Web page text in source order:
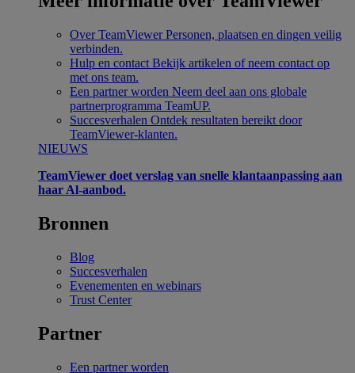
Over TeamViewer Personen, plaatsen en dingen veilig
verbinden.
Hulp en contact Bekijk artikelen of neem contact op
met ons team.
Een partner worden Neem deel aan ons globale
partnerprogramma TeamUP.
Succesverhalen Ontdek resultaten bereikt door
TeamViewer-klanten.
NIEUWS
TeamViewer doet verslag van snelle klantaanpassing aan
haar Al-aanbod.
Bronnen
Blog
Succesverhalen
Evenementen en webinars
Trust Center
Partner
Een partner worden